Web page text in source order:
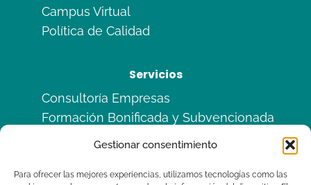
Gestionar consentimiento
Para ofrecer las mejores experiencias, utilizamos tecnologías como las
Campus Virtual
Política de Calidad
Servicios
Consultoría Empresas
Formación Bonificada y Subvencionada